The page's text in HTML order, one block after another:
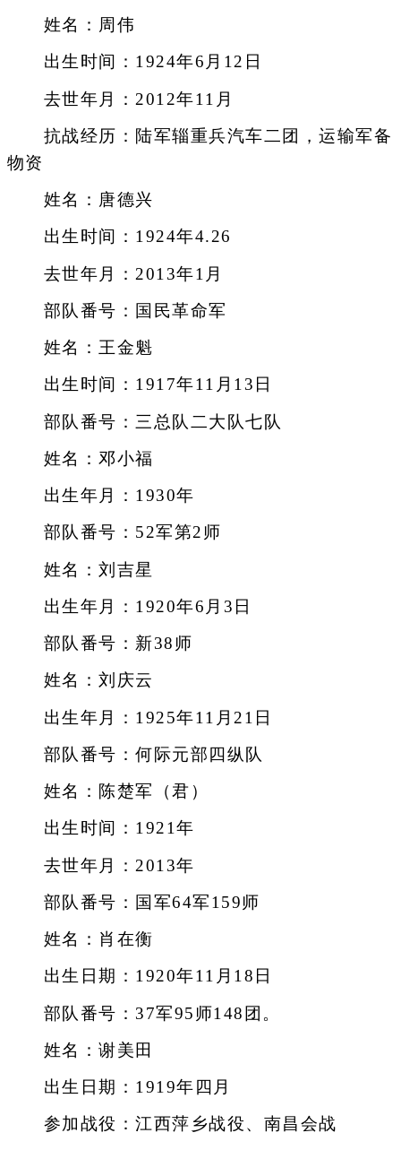
姓名：周伟
出生时间：1924年6月12日
去世年月：2012年11月
抗战经历：陆军辎重兵汽车二团，运输军备
物资
姓名：唐德兴
出生时间：1924年4.26
去世年月：2013年1月
部队番号：国民革命军
姓名：王金魁
出生时间：1917年11月13日
部队番号：三总队二大队七队
姓名：邓小福
出生年月：1930年
部队番号：52军第2师
姓名：刘吉星
出生年月：1920年6月3日
部队番号：新38师
姓名：刘庆云
出生年月：1925年11月21日
部队番号：何际元部四纵队
姓名：陈楚军（君）
出生时间：1921年
去世年月：2013年
部队番号：国军64军159师
姓名：肖在衡
出生日期：1920年11月18日
部队番号：37军95师148团。
姓名：谢美田
出生日期：1919年四月
参加战役：江西萍乡战役、南昌会战